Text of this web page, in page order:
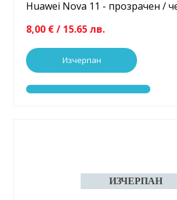
Huawei Nova 11 - прозрачен /
8,00 € / 15.65 лв.
Изчерпан